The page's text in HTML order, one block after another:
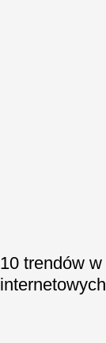
10 trendów